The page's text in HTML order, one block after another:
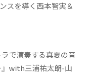
スを導く西本智実＆
で演奏する真夏の音
with三浦祐太朗-山